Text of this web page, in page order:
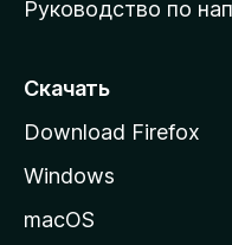
ю
т
а
н
Руководство по
Скачать
Download Firefox
Windows
macOS